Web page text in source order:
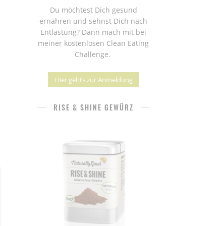
Du möchtest Dich gesund
ernähren und sehnst Dich nach
Entlastung? Dann mach mit bei
meiner kostenlosen Clean Eating
Challenge.
Hier gehts zur Anmeldung
RISE & SHINE GEWÜRZ